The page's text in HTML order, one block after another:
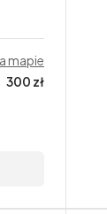
mapie
300 zł